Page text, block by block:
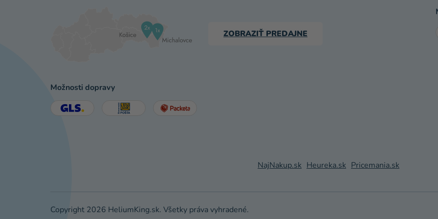
ZOBRAZIŤ PREDAJNE
Možnosti dopravy
NajNakup.sk Heureka.sk Pricemania.sk
Copyright 2026 HeliumKing.sk. Všetky práva vyhradené.